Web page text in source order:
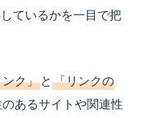
ているかを一目で把
ク」 と 「リンクの
あるサイトや関連性